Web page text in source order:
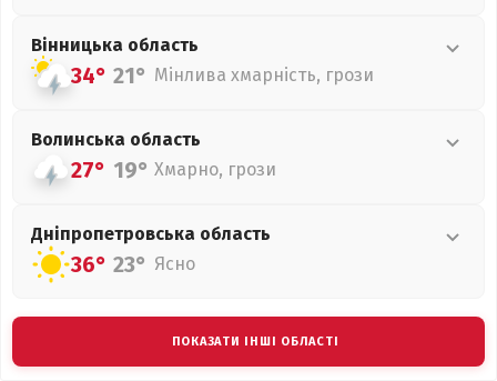
Вінницька область
34° 21° Мінлива хмарність, грози
Волинська область
27° 19° Хмарно, грози
Дніпропетровська область
36° 23° Ясно
ПОКАЗАТИ ІНШІ ОБЛАСТІ